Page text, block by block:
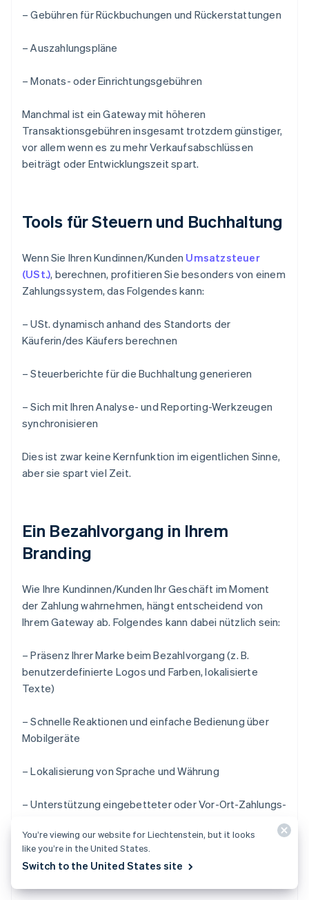
– Gebühren für Rückbuchungen und Rückerstattungen
– Auszahlungspläne
– Monats- oder Einrichtungsgebühren
Manchmal ist ein Gateway mit höheren
Transaktionsgebühren insgesamt trotzdem günstiger,
vor allem wenn es zu mehr Verkaufsabschlüssen
beiträgt oder Entwicklungszeit spart.
Tools für Steuern und Buchhaltung
Wenn Sie Ihren Kundinnen/Kunden Umsatzsteuer
(USt.), berechnen, profitieren Sie besonders von einem
Zahlungssystem, das Folgendes kann:
– USt. dynamisch anhand des Standorts der
Käuferin/des Käufers berechnen
– Steuerberichte für die Buchhaltung generieren
– Sich mit Ihren Analyse- und Reporting-Werkzeugen
synchronisieren
Dies ist zwar keine Kernfunktion im eigentlichen Sinne,
aber sie spart viel Zeit.
Ein Bezahlvorgang in Ihrem
Branding
Wie Ihre Kundinnen/Kunden Ihr Geschäft im Moment
der Zahlung wahrnehmen, hängt entscheidend von
Ihrem Gateway ab. Folgendes kann dabei nützlich sein:
– Präsenz Ihrer Marke beim Bezahlvorgang (z. B.
benutzerdefinierte Logos und Farben, lokalisierte
Texte)
– Schnelle Reaktionen und einfache Bedienung über
Mobilgeräte
– Lokalisierung von Sprache und Währung
– Unterstützung eingebetteter oder Vor-Ort-Zahlungs-
Ein sauberer, konsistenter Vorgang begünstigt die
Konversion.
You’re viewing our website for Liechtenstein, but it looks
like you’re in the United States.
Switch to the United States site